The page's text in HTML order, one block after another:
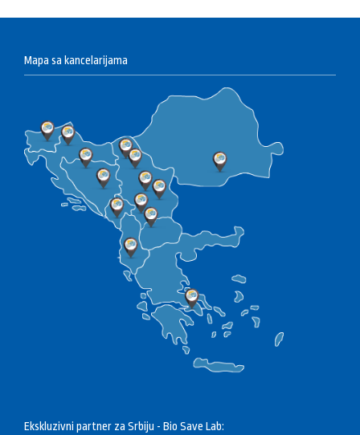
Mapa sa kancelarijama
Ekskluzivni partner za Srbiju - Bio Save Lab: